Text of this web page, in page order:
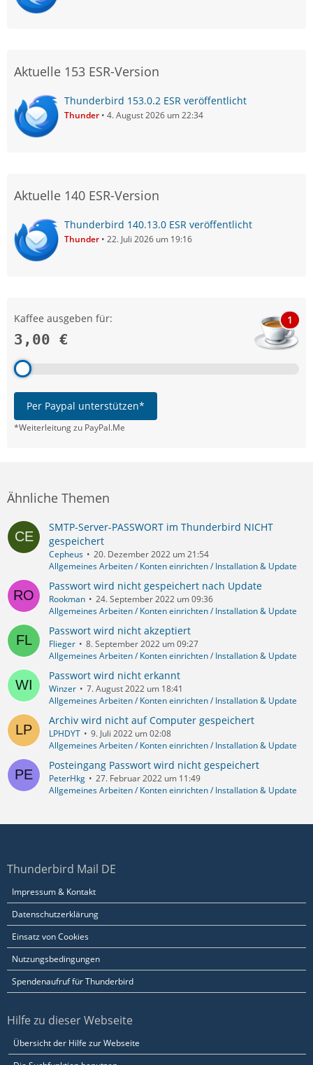
Aktuelle 153 ESR-Version
Thunderbird 153.0.2 ESR veröffentlicht
Thunder 4. August 2026 um 22:34
Aktuelle 140 ESR-Version
Thunderbird 140.13.0 ESR veröffentlicht
Thunder 22. Juli 2026 um 19:16
Kaffee ausgeben für:
3,00 €
1
Per Paypal unterstützen*
*Weiterleitung zu PayPal.Me
Ähnliche Themen
SMTP-Server-PASSWORT im Thunderbird NICHT
gespeichert
Cepheus
20. Dezember 2022 um 21:54
Allgemeines Arbeiten / Konten einrichten / Installation & Update
Passwort wird nicht gespeichert nach Update
Rookman
24. September 2022 um 09:36
Allgemeines Arbeiten / Konten einrichten / Installation & Update
Passwort wird nicht akzeptiert
Flieger
8. September 2022 um 09:27
Allgemeines Arbeiten / Konten einrichten / Installation & Update
Passwort wird nicht erkannt
Winzer
7. August 2022 um 18:41
Allgemeines Arbeiten / Konten einrichten / Installation & Update
Archiv wird nicht auf Computer gespeichert
LPHDYT
9. Juli 2022 um 02:08
Allgemeines Arbeiten / Konten einrichten / Installation & Update
Posteingang Passwort wird nicht gespeichert
PeterHkg
27. Februar 2022 um 11:49
Allgemeines Arbeiten / Konten einrichten / Installation & Update
Thunderbird Mail DE
Impressum & Kontakt
Datenschutzerklärung
Einsatz von Cookies
Nutzungsbedingungen
Spendenaufruf für Thunderbird
Hilfe zu dieser Webseite
Übersicht der Hilfe zur Webseite